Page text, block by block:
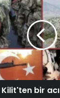
Kilit'ten bir